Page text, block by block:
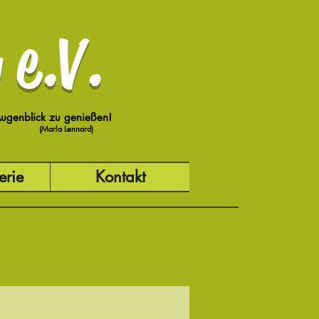
zu genießen!
(Marla Lennard)
Kontakt